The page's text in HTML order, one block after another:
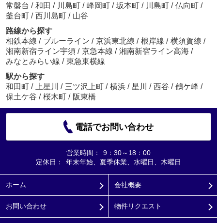
常盤台 / 和田 / 川島町 / 峰岡町 / 坂本町 / 川島町 / 仏向町 /
釜台町 / 西川島町 / 山谷
路線から探す
相鉄本線 / ブルーライン / 京浜東北線 / 根岸線 / 横須賀線 /
湘南新宿ライン宇須 / 京急本線 / 湘南新宿ライン高海 /
みなとみらい線 / 東急東横線
駅から探す
和田町 / 上星川 / 三ツ沢上町 / 横浜 / 星川 / 西谷 / 鶴ケ峰 /
保土ケ谷 / 桜木町 / 阪東橋
電話でお問い合わせ
営業時間：
9：30～18：00
定休日：
年末年始、夏季休業、水曜日、木曜日
ホーム 会社概要
お問い合わせ 物件リクエスト